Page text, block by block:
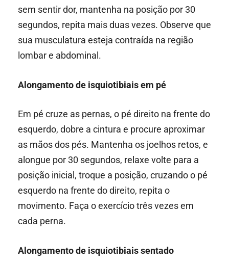
sem sentir dor, mantenha na posição por 30
segundos, repita mais duas vezes. Observe que
sua musculatura esteja contraída na região
lombar e abdominal.
Alongamento de isquiotibiais em pé
Em pé cruze as pernas, o pé direito na frente do
esquerdo, dobre a cintura e procure aproximar
as mãos dos pés. Mantenha os joelhos retos, e
alongue por 30 segundos, relaxe volte para a
posição inicial, troque a posição, cruzando o pé
esquerdo na frente do direito, repita o
movimento. Faça o exercício três vezes em
cada perna.
Alongamento de isquiotibiais sentado